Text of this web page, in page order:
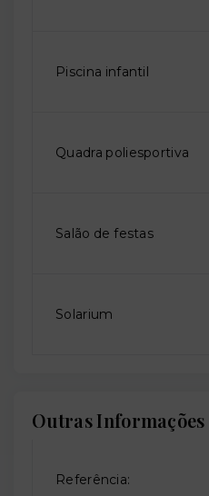
Piscina infantil
Quadra poliesportiva
Salão de festas
Solarium
Outras Informações
Referência: